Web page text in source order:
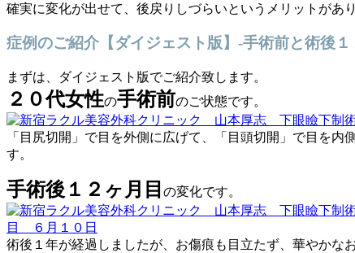
確実に変化が出せて、後戻りしづらいというメリットがあり
症例のご紹介【ダイジェスト版】-手術前と術後
まずは、ダイジェスト版でご紹介致します。
２０代女性の手術前のご状態です。
「目尻切開」で目を外側に広げて、「目頭切開」で目を
す。
手術後１２ヶ月目 の変化です。
術後１年が経過しましたが、お傷痕も目立たず、華やかな